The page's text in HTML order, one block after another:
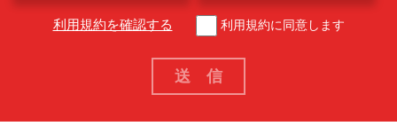
利用規約を確認する 利用規約に同意します